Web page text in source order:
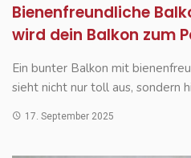
Bienenfreundliche
wird dein Balkon zum
Ein bunter Balkon mit
sieht nicht nur toll aus, sondern
17. September 2025